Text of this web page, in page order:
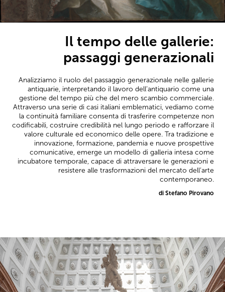
Il tempo delle gallerie:
passaggi generazionali
Analizziamo il ruolo del passaggio generazionale nelle gallerie
antiquarie, interpretando il lavoro dell’antiquario come una
gestione del tempo più che del mero scambio commerciale.
Attraverso una serie di casi italiani emblematici, vediamo come
la continuità familiare consenta di trasferire competenze non
codificabili, costruire credibilità nel lungo periodo e rafforzare il
valore culturale ed economico delle opere. Tra tradizione e
innovazione, formazione, pandemia e nuove prospettive
comunicative, emerge un modello di galleria intesa come
incubatore temporale, capace di attraversare le generazioni e
resistere alle trasformazioni del mercato dell’arte
contemporaneo.
di Stefano Pirovano